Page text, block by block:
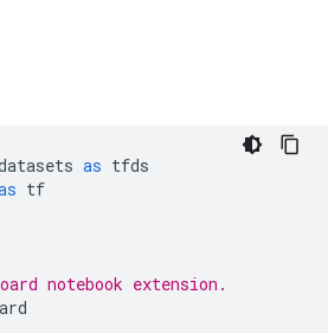
as tfds
tf
notebook extension.